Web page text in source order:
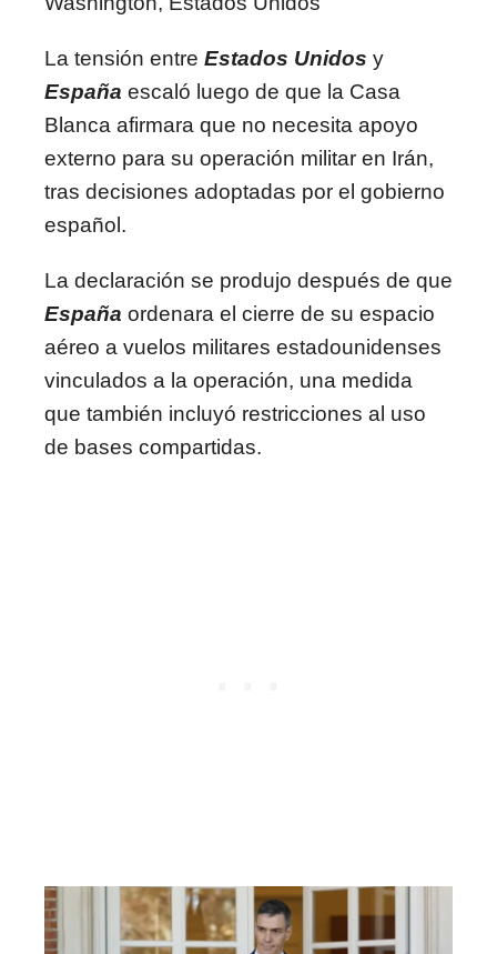
La tensión entre Estados Unidos y
España escaló luego de que la Casa
Blanca afirmara que no necesita apoyo
externo para su operación militar en Irán,
tras decisiones adoptadas por el gobierno
español.
La declaración se produjo después de que
España ordenara el cierre de su espacio
aéreo a vuelos militares estadounidenses
vinculados a la operación, una medida
que también incluyó restricciones al uso
de bases compartidas.